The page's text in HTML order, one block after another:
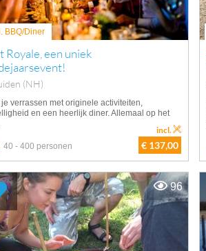
BBQ/Diner
Royale, een uniek
(NH)
je verrassen met originele activiteiten,
en een heerlijk diner. Allemaal op het
40 - 400 personen € 137,00
incl.
96